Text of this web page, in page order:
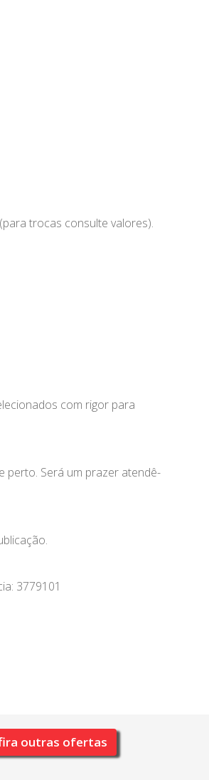
trocas consulte valores).
com rigor para
perto. Será um prazer atendê-
3779101
outras ofertas